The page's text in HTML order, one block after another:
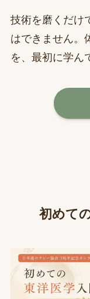
技術を磨くだけ
はできません。
を、最初に学ん
初めて